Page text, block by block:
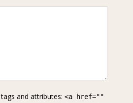
tags and attributes: <a href=""